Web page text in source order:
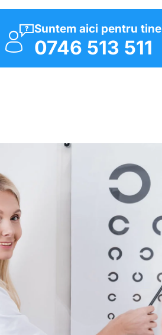
Suntem aici pentru tine
0746 513 511